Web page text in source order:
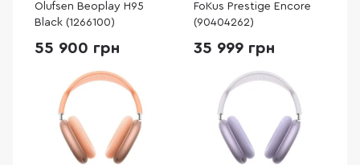
Olufsen Beoplay H95
Black (1266100)
55 900 грн
FoKus Prestige Encore
(90404262)
35 999 грн